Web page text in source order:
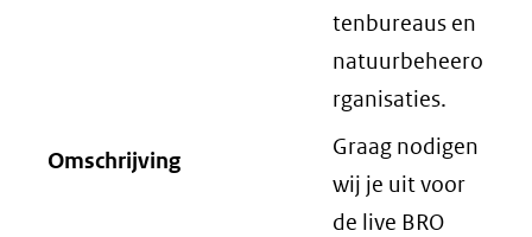
tenbureaus en
natuurbeheero
rganisaties.
Omschrijving
Graag nodigen
wij je uit voor
de live BRO